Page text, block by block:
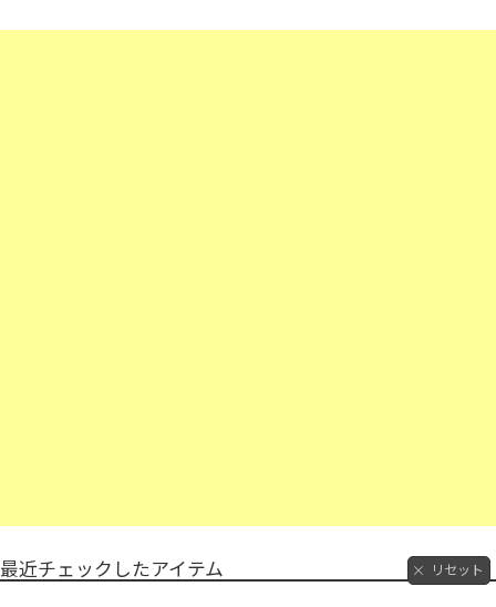
最近チェックしたアイテム リセット